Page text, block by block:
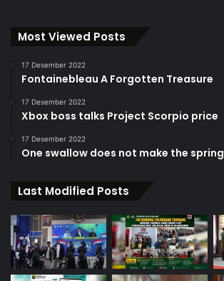
Most Viewed Posts
17 Desember 2022
Fontainebleau A Forgotten Treasure
17 Desember 2022
Xbox boss talks Project Scorpio price
17 Desember 2022
One swallow does not make the spring
Last Modified Posts